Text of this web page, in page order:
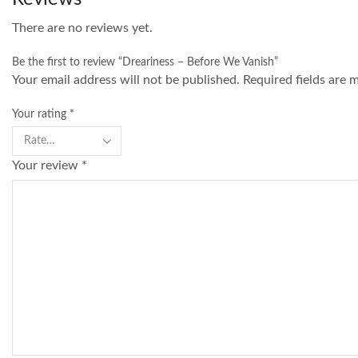
There are no reviews yet.
Be the first to review “Dreariness – Before We Vanish”
Your email address will not be published. Required fields are
Your rating *
Your review *